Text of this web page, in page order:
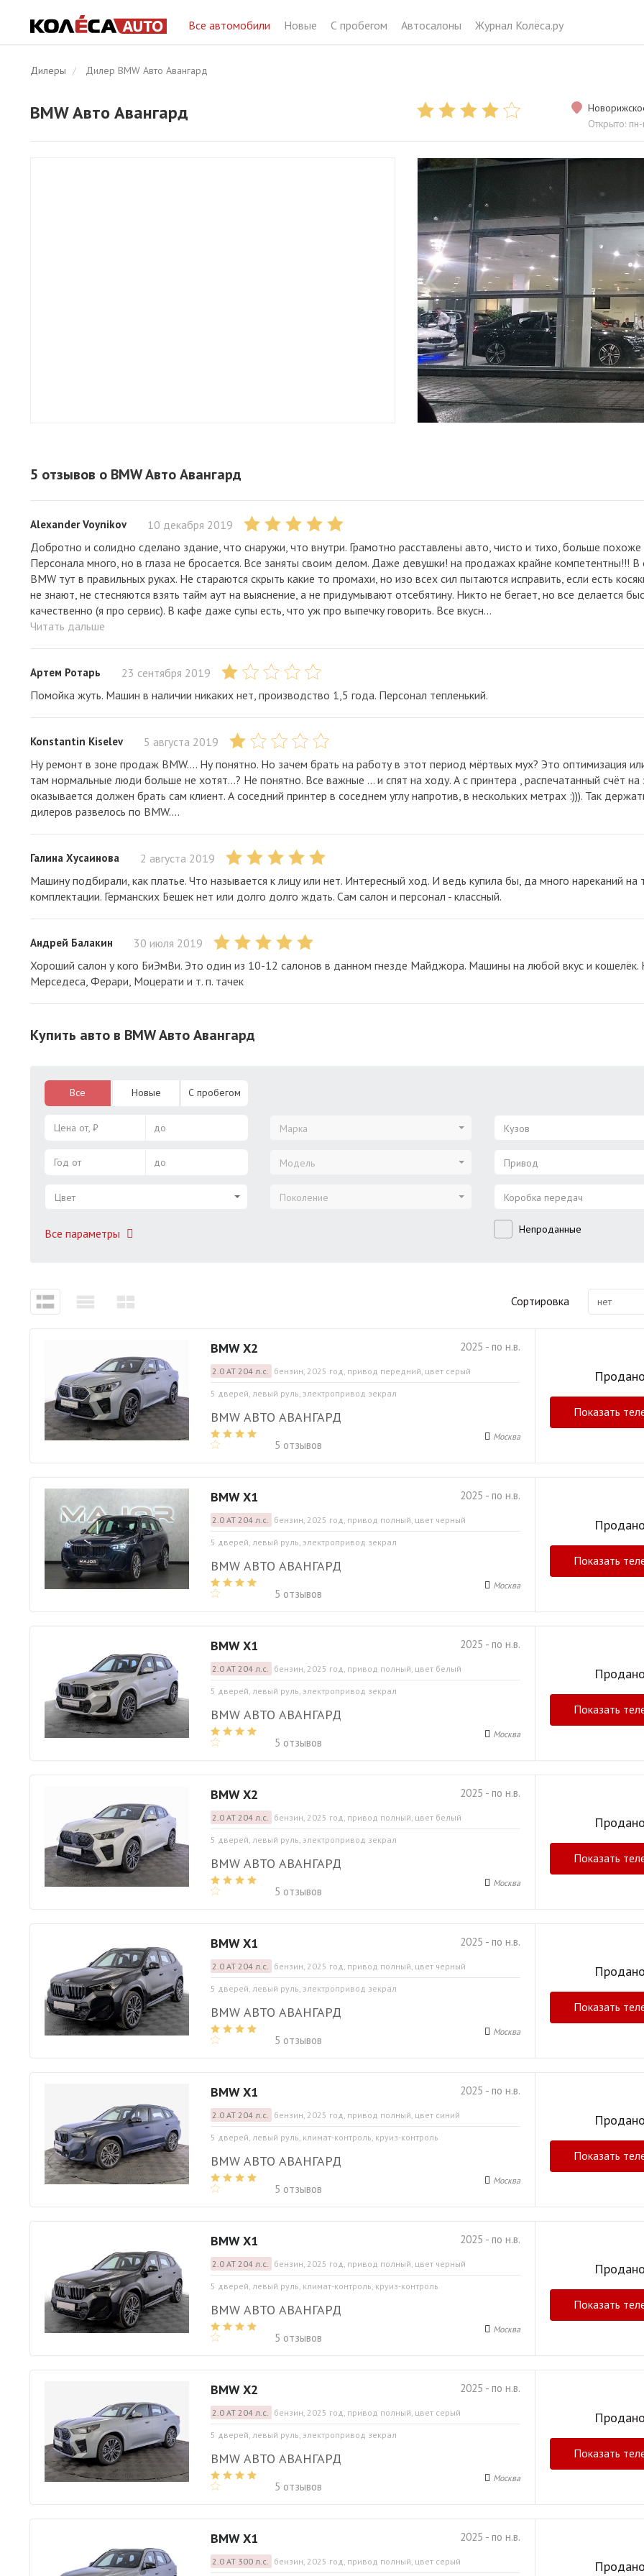
Все автомобили Новые С пробегом Автосалоны Журнал Колёса.ру
Дилеры Дилер BMW Авто Авангард
BMW Авто Авангард
Открыто:
5 отзывов о BMW Авто Авангард
Alexander Voynikov
10 декабря 2019
Добротно и солидно сделано здание, что снаружи, что внутри. Грамотно расставлены авто, чисто и тихо, больше похоже
Персонала много, но в глаза не бросается. Все заняты своим делом. Даже девушки! на продажах крайне компетентны!!!
BMW тут в правильных руках. Не стараются скрыть какие то промахи, но изо всех сил пытаются исправить, если есть
не знают, не стесняются взять тайм аут на выяснение, а не придумывают отсебятину. Никто не бегает, но все делается
качественно (я про сервис). В кафе даже супы есть, что уж про выпечку говорить. Все вкусн...
Читать дальше
Артем Ротарь
23 сентября 2019
Помойка жуть. Машин в наличии никаких нет, производство 1,5 года. Персонал тепленький.
Konstantin Kiselev
5 августа 2019
Ну ремонт в зоне продаж BMW.... Ну понятно. Но зачем брать на работу в этот период мёртвых мух? Это оптимизация
там нормальные люди больше не хотят...? Не понятно. Все важные ... и спят на ходу. А с принтера , распечатанный счёт на
оказывается должен брать сам клиент. А соседний принтер в соседнем углу напротив, в нескольких метрах :))). Так
дилеров развелось по BMW....
Галина Хусаинова
2 августа 2019
Машину подбирали, как платье. Что называется к лицу или нет. Интересный ход. И ведь купила бы, да много нареканий на
комплектации. Германских Бешек нет или долго долго ждать. Сам салон и персонал - классный.
Андрей Балакин
30 июля 2019
Хороший салон у кого БиЭмВи. Это один из 10-12 салонов в данном гнезде Майджора. Машины на любой вкус и кошелёк.
Мерседеса, Ферари, Моцерати и т. п. тачек
Купить авто в BMW Авто Авангард
Все Новые С пробегом
Цена от, ₽ до
Год от до
Цвет
Все параметры
Марка
Модель
Поколение
Кузов
Привод
Коробка передач
Непроданные
Сортировка нет
2025 - по н.в.
BMW X2
2.0 АТ 204 л.с. бензин, 2025 год, привод передний, цвет серый
5 дверей, левый руль, электропривод зекрал
BMW АВТО АВАНГАРД
5 отзывов
Москва
Продано
Показать
2025 - по н.в.
BMW X1
2.0 АТ 204 л.с. бензин, 2025 год, привод полный, цвет черный
5 дверей, левый руль, электропривод зекрал
BMW АВТО АВАНГАРД
5 отзывов
Москва
Продано
Показать
2025 - по н.в.
BMW X1
2.0 АТ 204 л.с. бензин, 2025 год, привод полный, цвет белый
5 дверей, левый руль, электропривод зекрал
BMW АВТО АВАНГАРД
5 отзывов
Москва
Продано
Показать
2025 - по н.в.
BMW X2
2.0 АТ 204 л.с. бензин, 2025 год, привод полный, цвет белый
5 дверей, левый руль, электропривод зекрал
BMW АВТО АВАНГАРД
5 отзывов
Москва
Продано
Показать
2025 - по н.в.
BMW X1
2.0 АТ 204 л.с. бензин, 2025 год, привод полный, цвет черный
5 дверей, левый руль, электропривод зекрал
BMW АВТО АВАНГАРД
5 отзывов
Москва
Продано
Показать
2025 - по н.в.
BMW X1
2.0 АТ 204 л.с. бензин, 2025 год, привод полный, цвет синий
5 дверей, левый руль, климат-контроль, круиз-контроль
BMW АВТО АВАНГАРД
5 отзывов
Москва
Продано
Показать
2025 - по н.в.
BMW X1
2.0 АТ 204 л.с. бензин, 2025 год, привод полный, цвет черный
5 дверей, левый руль, климат-контроль, круиз-контроль
BMW АВТО АВАНГАРД
5 отзывов
Москва
Продано
Показать
2025 - по н.в.
BMW X2
2.0 АТ 204 л.с. бензин, 2025 год, привод полный, цвет серый
5 дверей, левый руль, электропривод зекрал
BMW АВТО АВАНГАРД
5 отзывов
Москва
Продано
Показать
2025 - по н.в.
BMW X1
2.0 АТ 300 л.с. бензин, 2025 год, привод полный, цвет серый Продано